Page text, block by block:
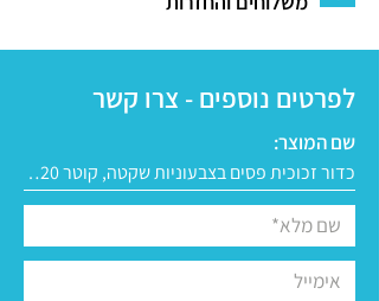
לפרטים נוספים - צרו קשר
שם המוצר: